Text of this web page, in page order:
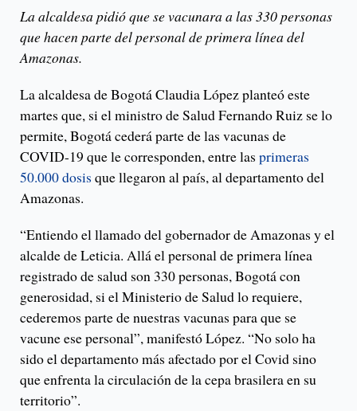
La alcaldesa pidió que se vacunara a las 330 personas
que hacen parte del personal de primera línea del
Amazonas.
La alcaldesa de Bogotá Claudia López planteó este
martes que, si el ministro de Salud Fernando Ruiz se lo
permite, Bogotá cederá parte de las vacunas de
COVID-19 que le corresponden, entre las primeras
50.000 dosis que llegaron al país, al departamento del
Amazonas.
“Entiendo el llamado del gobernador de Amazonas y el
alcalde de Leticia. Allá el personal de primera línea
registrado de salud son 330 personas, Bogotá con
generosidad, si el Ministerio de Salud lo requiere,
cederemos parte de nuestras vacunas para que se
vacune ese personal”, manifestó López. “No solo ha
sido el departamento más afectado por el Covid sino
que enfrenta la circulación de la cepa brasilera en su
territorio”.